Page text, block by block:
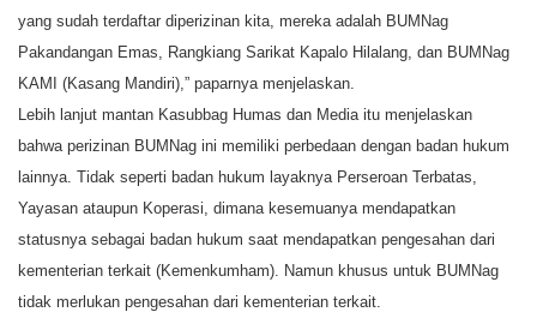
yang sudah terdaftar diperizinan kita, mereka adalah BUMNag
Pakandangan Emas, Rangkiang Sarikat Kapalo Hilalang, dan BUMNag
KAMI (Kasang Mandiri),” paparnya menjelaskan.
Lebih lanjut mantan Kasubbag Humas dan Media itu menjelaskan
bahwa perizinan BUMNag ini memiliki perbedaan dengan badan hukum
lainnya. Tidak seperti badan hukum layaknya Perseroan Terbatas,
Yayasan ataupun Koperasi, dimana kesemuanya mendapatkan
statusnya sebagai badan hukum saat mendapatkan pengesahan dari
kementerian terkait (Kemenkumham). Namun khusus untuk BUMNag
tidak merlukan pengesahan dari kementerian terkait.